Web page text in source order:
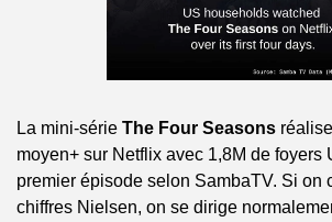
La mini-série The Four Seasons
moyen+ sur Netflix avec 1,8M de foyers
premier épisode selon SambaTV. Si on
chiffres Nielsen, on se dirige